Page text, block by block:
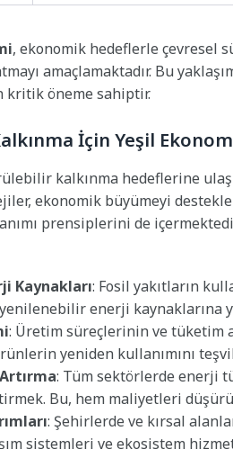
, ekonomik hedeflerle
amaçlamaktadır. Bu
kritik öneme sahiptir.
İçin Yeşil
kalkınma hedeflerine
ekonomik büyümeyi
prensiplerini de
Kaynakları: Fosil yakıtların
enerji kaynaklarına
: Üretim süreçlerinin ve tüketim
yeniden kullanımını
: Tüm sektörlerde enerji
Bu, hem maliyetleri
: Şehirlerde ve kırsal
sistemleri ve ekosistem